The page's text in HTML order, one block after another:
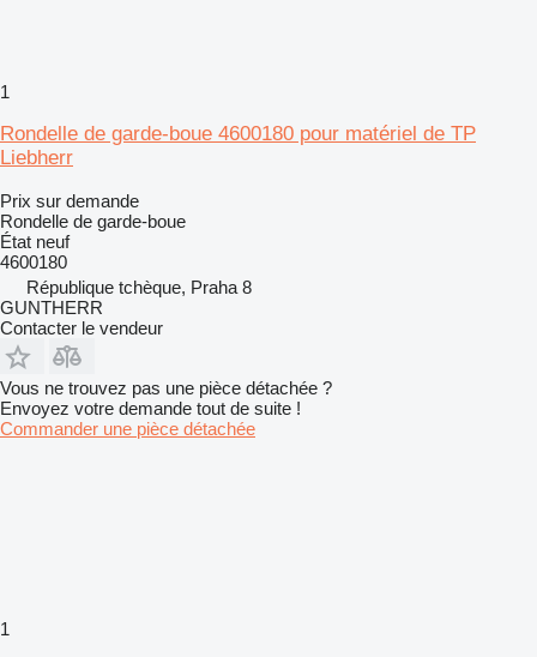
1
Rondelle de garde-boue 4600180 pour matériel de TP
Liebherr
Prix sur demande
Rondelle de garde-boue
État neuf
4600180
République tchèque, Praha 8
GUNTHERR
Contacter le vendeur
Vous ne trouvez pas une pièce détachée ?
Envoyez votre demande tout de suite !
Commander une pièce détachée
1